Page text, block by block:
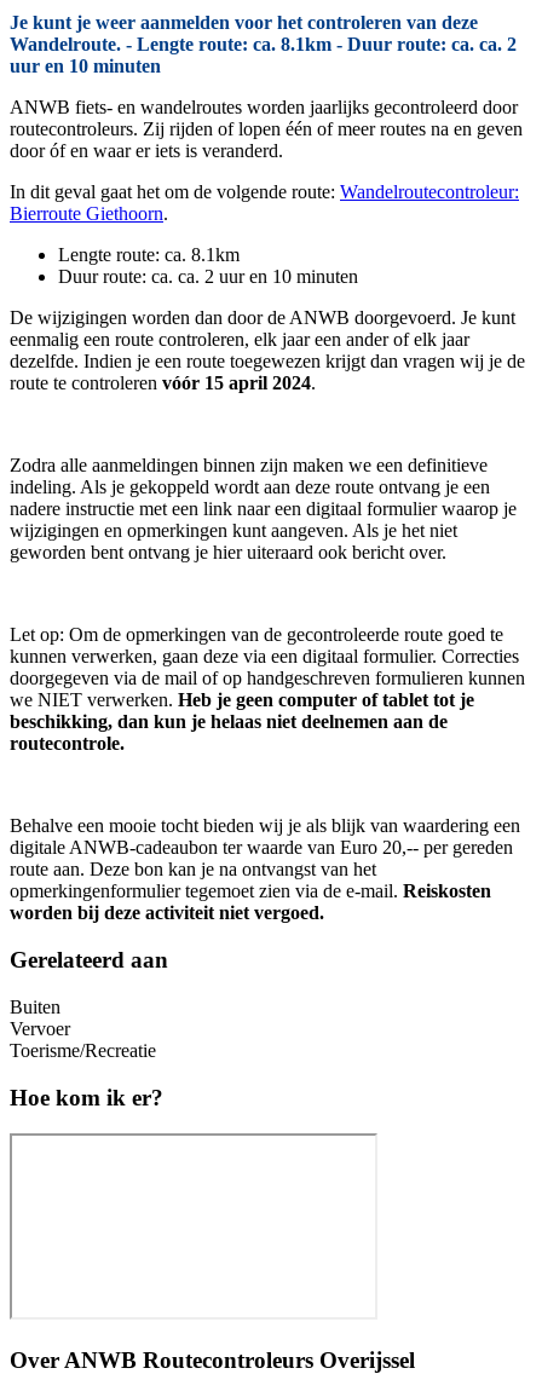
Je kunt je weer aanmelden voor het controleren van deze
Wandelroute. - Lengte route: ca. 8.1km - Duur route: ca. ca. 2
uur en 10 minuten
ANWB fiets- en wandelroutes worden jaarlijks gecontroleerd door
routecontroleurs. Zij rijden of lopen één of meer routes na en geven
door óf en waar er iets is veranderd.
In dit geval gaat het om de volgende route: Wandelroutecontroleur:
Bierroute Giethoorn.
Lengte route: ca. 8.1km
Duur route: ca. ca. 2 uur en 10 minuten
De wijzigingen worden dan door de ANWB doorgevoerd. Je kunt
eenmalig een route controleren, elk jaar een ander of elk jaar
dezelfde. Indien je een route toegewezen krijgt dan vragen wij je de
route te controleren vóór 15 april 2024.
Zodra alle aanmeldingen binnen zijn maken we een definitieve
indeling. Als je gekoppeld wordt aan deze route ontvang je een
nadere instructie met een link naar een digitaal formulier waarop je
wijzigingen en opmerkingen kunt aangeven. Als je het niet
geworden bent ontvang je hier uiteraard ook bericht over.
Let op: Om de opmerkingen van de gecontroleerde route goed te
kunnen verwerken, gaan deze via een digitaal formulier. Correcties
doorgegeven via de mail of op handgeschreven formulieren kunnen
we NIET verwerken. Heb je geen computer of tablet tot je
beschikking, dan kun je helaas niet deelnemen aan de
routecontrole.
Behalve een mooie tocht bieden wij je als blijk van waardering een
digitale ANWB-cadeaubon ter waarde van Euro 20,-- per gereden
route aan. Deze bon kan je na ontvangst van het
opmerkingenformulier tegemoet zien via de e-mail. Reiskosten
worden bij deze activiteit niet vergoed.
Gerelateerd aan
Buiten
Vervoer
Toerisme/Recreatie
Hoe kom ik er?
Over ANWB Routecontroleurs Overijssel